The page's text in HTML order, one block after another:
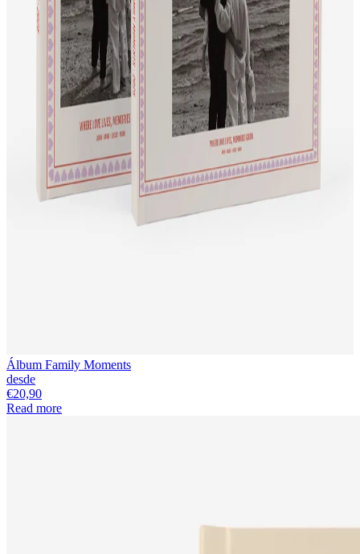
Álbum Family Moments
desde
€20,90
Read more